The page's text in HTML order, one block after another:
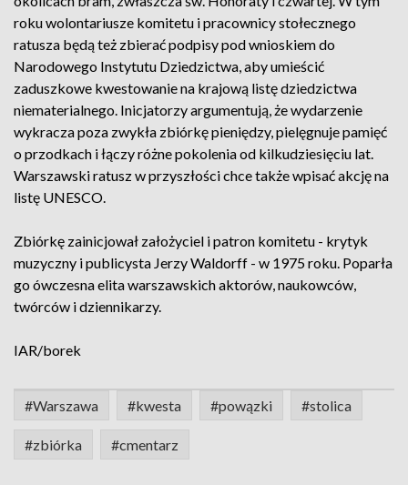
roku wolontariusze komitetu i pracownicy stołecznego
ratusza będą też zbierać podpisy pod wnioskiem do
Narodowego Instytutu Dziedzictwa, aby umieścić
zaduszkowe kwestowanie na krajową listę dziedzictwa
niematerialnego. Inicjatorzy argumentują, że wydarzenie
wykracza poza zwykła zbiórkę pieniędzy, pielęgnuje pamięć
o przodkach i łączy różne pokolenia od kilkudziesięciu lat.
Warszawski ratusz w przyszłości chce także wpisać akcję na
listę UNESCO.
Zbiórkę zainicjował założyciel i patron komitetu - krytyk
muzyczny i publicysta Jerzy Waldorff - w 1975 roku. Poparła
go ówczesna elita warszawskich aktorów, naukowców,
twórców i dziennikarzy.
IAR/borek
#Warszawa #kwesta #powązki #stolica
#zbiórka #cmentarz